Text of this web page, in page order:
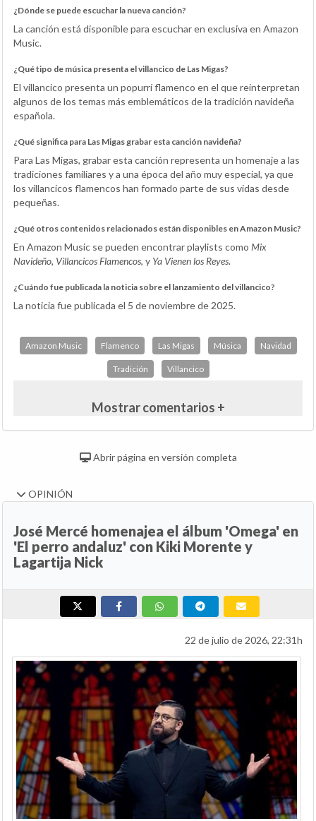
¿Dónde se puede escuchar la nueva canción?
La canción está disponible para escuchar en exclusiva en Amazon
Music.
¿Qué tipo de música presenta el villancico de Las Migas?
El villancico presenta un popurrí flamenco en el que reinterpretan
algunos de los temas más emblemáticos de la tradición navideña
española.
¿Qué significa para Las Migas grabar esta canción navideña?
Para Las Migas, grabar esta canción representa un homenaje a las
tradiciones familiares y a una época del año muy especial, ya que
los villancicos flamencos han formado parte de sus vidas desde
pequeñas.
¿Qué otros contenidos relacionados están disponibles en Amazon Music?
En Amazon Music se pueden encontrar playlists como Mix
Navideño, Villancicos Flamencos, y Ya Vienen los Reyes.
¿Cuándo fue publicada la noticia sobre el lanzamiento del villancico?
La noticia fue publicada el 5 de noviembre de 2025.
Amazon Music Flamenco Las Migas Música Navidad
Tradición Villancico
Mostrar comentarios +
Abrir página en versión completa
OPINIÓN
José Mercé homenajea el álbum 'Omega' en
'El perro andaluz' con Kiki Morente y
Lagartija Nick
22 de julio de 2026, 22:31h